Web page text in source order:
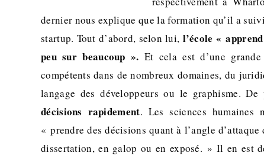
dernier nous explique que la formation qu’il a
startup. Tout d’abord, selon lui, l’école «
peu sur beaucoup ». Et cela est d’une
compétents dans de nombreux domaines, du
langage des développeurs ou le graphisme.
décisions rapidement. Les sciences humaines
« prendre des décisions quant à l’angle
dissertation, en galop ou en exposé. » Il en est